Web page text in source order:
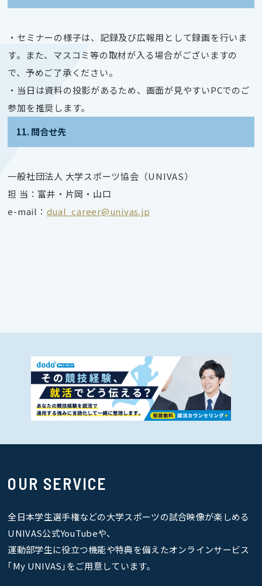
・セミナーの様子は、記録及び広報用として録画を行いま
す。また、マスコミ等の取材が入る場合がございますの
で、予めご了承ください。
・当日は資料の投影があるため、画面が見やすいPCでのご
参加を推奨します。
11. 問合せ先
一般社団法人 大学スポーツ協会（UNIVAS）
担 当：富井・片岡・山口
e-mail： dual_career@univas.jp
OUR SERVICE
全日本学生選手権などの大学スポーツの試合映像が楽しめる
UNIVAS公式YouTubeや、
運動部学生に役立つ機能や特典を備えたオンラインサービス
｢My UNIVAS｣をご用意しています。